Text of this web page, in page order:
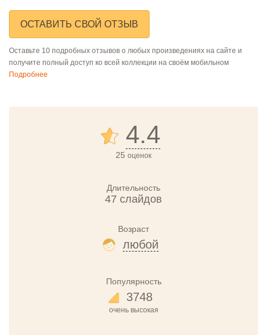
ОСТАВИТЬ СВОЙ ОТЗЫВ
Оставьте 10 подробных отзывов о любых произведениях на сайте и
получите полный доступ ко всей коллекции на своём мобильном
Подробнее
4.4
25 оценок
Длительность
47 слайдов
Возраст
любой
Популярность
3748
очень высокая